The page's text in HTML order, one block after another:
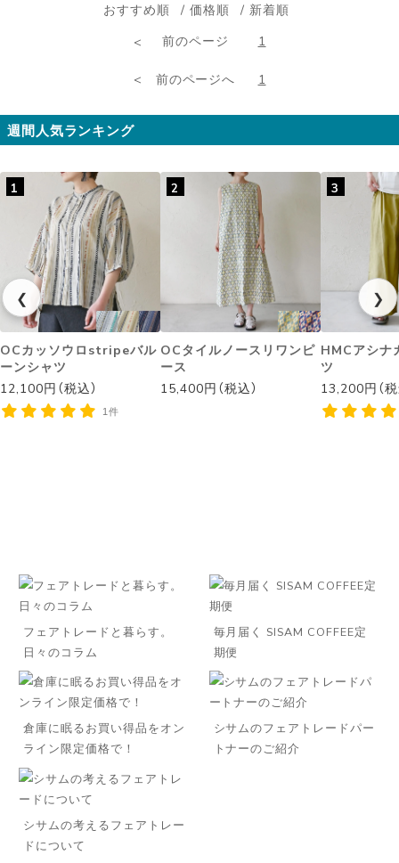
おすすめ順
価格順
新着順
前のページ
1
前のページへ 1
週間人気ランキング
❮
1
OCカッソウロstripeバル
ーンシャツ
12,100円（税込）
1件
2
OCタイルノースリワンピ
ース
15,400円（税込）
3
HMCアシナ
ツ
13,200円（税
❯
フェアトレードと暮らす。
日々のコラム
毎月届く SISAM COFFEE定
期便
倉庫に眠るお買い得品をオン
ライン限定価格で！
シサムのフェアトレードパー
トナーのご紹介
シサムの考えるフェアトレー
ドについて